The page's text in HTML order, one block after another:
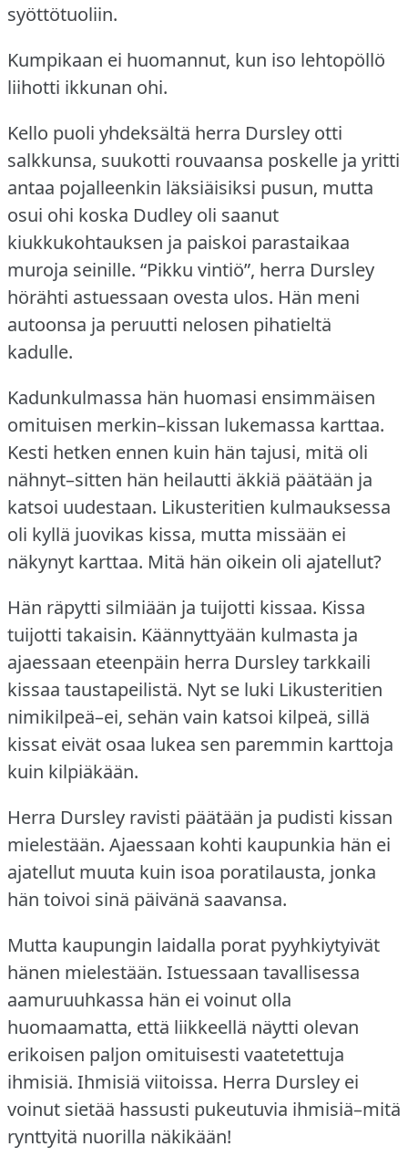
syöttötuoliin.
Kumpikaan ei huomannut, kun iso lehtopöllö
liihotti ikkunan ohi.
Kello puoli yhdeksältä herra Dursley otti
salkkunsa, suukotti rouvaansa poskelle ja yritti
antaa pojalleenkin läksiäisiksi pusun, mutta
osui ohi koska Dudley oli saanut
kiukkukohtauksen ja paiskoi parastaikaa
muroja seinille. “Pikku vintiö”, herra Dursley
hörähti astuessaan ovesta ulos. Hän meni
autoonsa ja peruutti nelosen pihatieltä
kadulle.
Kadunkulmassa hän huomasi ensimmäisen
omituisen merkin–kissan lukemassa karttaa.
Kesti hetken ennen kuin hän tajusi, mitä oli
nähnyt–sitten hän heilautti äkkiä päätään ja
katsoi uudestaan. Likusteritien kulmauksessa
oli kyllä juovikas kissa, mutta missään ei
näkynyt karttaa. Mitä hän oikein oli ajatellut?
Hän räpytti silmiään ja tuijotti kissaa. Kissa
tuijotti takaisin. Käännyttyään kulmasta ja
ajaessaan eteenpäin herra Dursley tarkkaili
kissaa taustapeilistä. Nyt se luki Likusteritien
nimikilpeä–ei, sehän vain katsoi kilpeä, sillä
kissat eivät osaa lukea sen paremmin karttoja
kuin kilpiäkään.
Herra Dursley ravisti päätään ja pudisti kissan
mielestään. Ajaessaan kohti kaupunkia hän ei
ajatellut muuta kuin isoa poratilausta, jonka
hän toivoi sinä päivänä saavansa.
Mutta kaupungin laidalla porat pyyhkiytyivät
hänen mielestään. Istuessaan tavallisessa
aamuruuhkassa hän ei voinut olla
huomaamatta, että liikkeellä näytti olevan
erikoisen paljon omituisesti vaatetettuja
ihmisiä. Ihmisiä viitoissa. Herra Dursley ei
voinut sietää hassusti pukeutuvia ihmisiä–mitä
rynttyitä nuorilla näkikään!